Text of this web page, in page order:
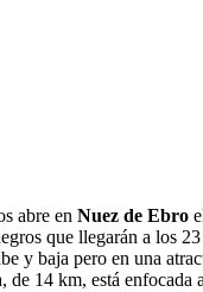
abre en Nuez de Ebro
que llegarán a los
y baja pero en una
de 14 km, está enfocada